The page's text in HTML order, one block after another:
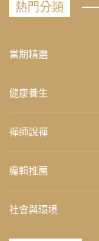
熱門分類
當期精選
健康養生
禪師說禪
編輯推薦
社會與環境